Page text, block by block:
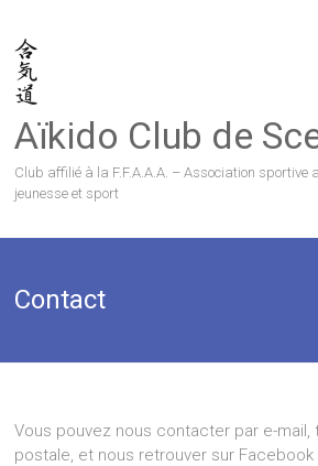
Aïkido Club de
Club affilié à la F.F.A.A.A. – Association sportive
jeunesse et sport
Contact
Vous pouvez nous contacter par e-
postale, et nous retrouver sur